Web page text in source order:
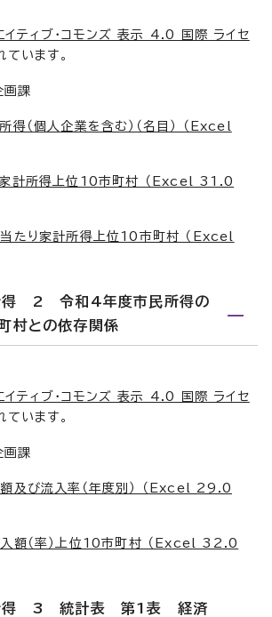
イティブ・コモンズ 表示 4.0 国際 ライセ
います。
画課
（個人企業を含む）（名目） （Excel
計所得上位10市町村 （Excel 31.0
たり家計所得上位10市町村 （Excel
得 2 令和4年度市民所得の
村との依存関係
イティブ・コモンズ 表示 4.0 国際 ライセ
います。
画課
及び流入率（年度別） （Excel 29.0
額（率）上位10市町村 （Excel 32.0
所得 3 統計表 第1表 経済